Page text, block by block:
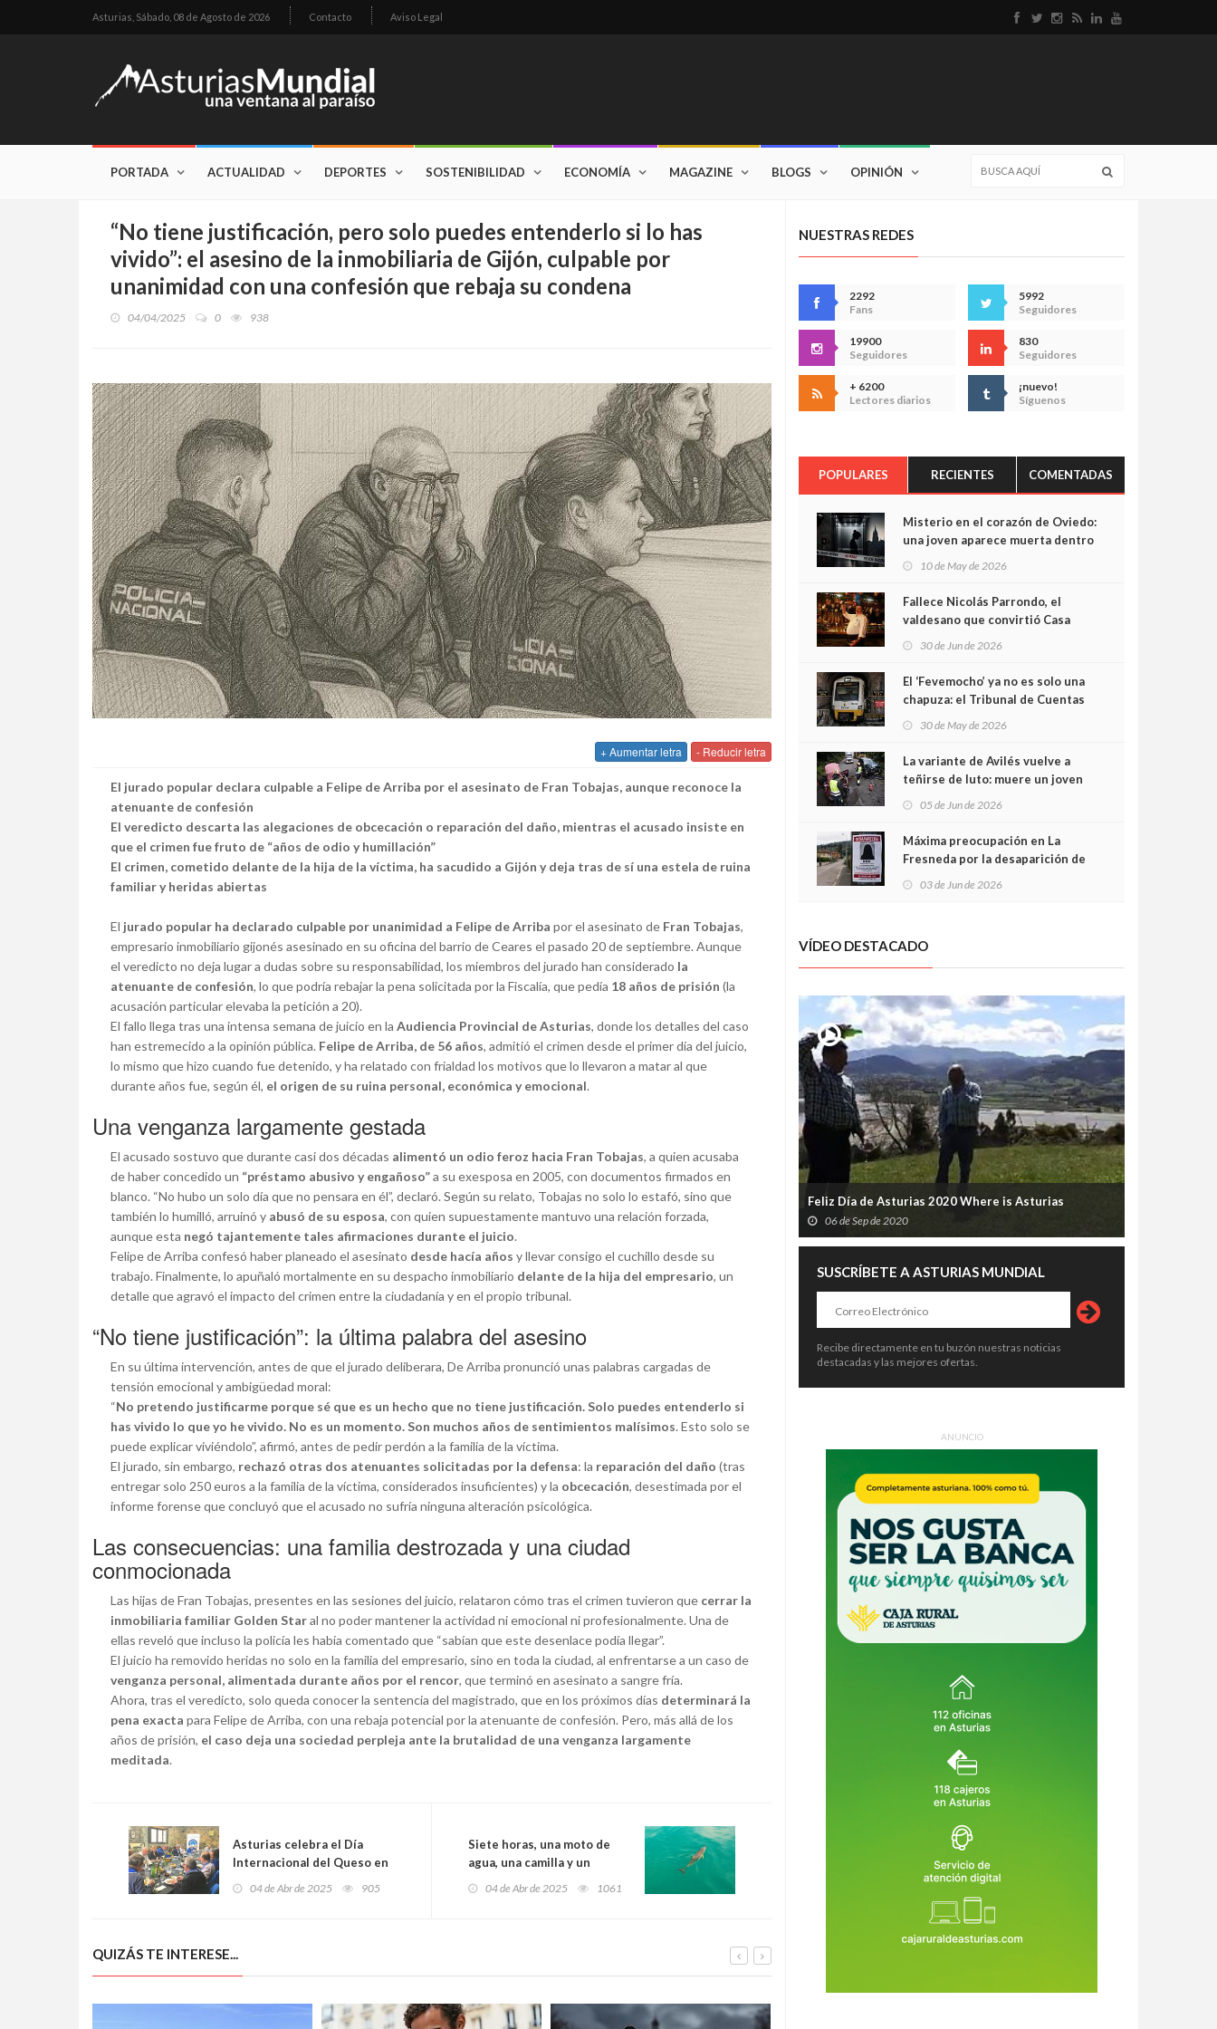
Asturias, Sábado, 08 de Agosto de 2026 Contacto Aviso Legal
PORTADA ACTUALIDAD DEPORTES SOSTENIBILIDAD ECONOMÍA MAGAZINE BLOGS OPINIÓN
“No tiene justificación, pero solo puedes entenderlo si lo has
vivido”: el asesino de la inmobiliaria de Gijón, culpable por
unanimidad con una confesión que rebaja su condena
04/04/2025 0 938
+ Aumentar letra - Reducir letra
El jurado popular declara culpable a Felipe de Arriba por el asesinato de Fran Tobajas, aunque reconoce la
atenuante de confesión
El veredicto descarta las alegaciones de obcecación o reparación del daño, mientras el acusado insiste en
que el crimen fue fruto de “años de odio y humillación”
El crimen, cometido delante de la hija de la víctima, ha sacudido a Gijón y deja tras de sí una estela de ruina
familiar y heridas abiertas
El jurado popular ha declarado culpable por unanimidad a Felipe de Arriba por el asesinato de Fran Tobajas,
empresario inmobiliario gijonés asesinado en su oficina del barrio de Ceares el pasado 20 de septiembre. Aunque
el veredicto no deja lugar a dudas sobre su responsabilidad, los miembros del jurado han considerado la
atenuante de confesión, lo que podría rebajar la pena solicitada por la Fiscalía, que pedía 18 años de prisión (la
acusación particular elevaba la petición a 20).
El fallo llega tras una intensa semana de juicio en la Audiencia Provincial de Asturias, donde los detalles del caso
han estremecido a la opinión pública. Felipe de Arriba, de 56 años, admitió el crimen desde el primer día del juicio,
lo mismo que hizo cuando fue detenido, y ha relatado con frialdad los motivos que lo llevaron a matar al que
durante años fue, según él, el origen de su ruina personal, económica y emocional.
Una venganza largamente gestada
El acusado sostuvo que durante casi dos décadas alimentó un odio feroz hacia Fran Tobajas, a quien acusaba
de haber concedido un “préstamo abusivo y engañoso”a su exesposa en 2005, con documentos firmados en
blanco. “No hubo un solo día que no pensara en él”, declaró. Según su relato, Tobajas no solo lo estafó, sino que
también lo humilló, arruinó y abusó de su esposa, con quien supuestamente mantuvo una relación forzada,
aunque esta negó tajantemente tales afirmaciones durante el juicio.
Felipe de Arriba confesó haber planeado el asesinato desde hacía años y llevar consigo el cuchillo desde su
trabajo. Finalmente, lo apuñaló mortalmente en su despacho inmobiliario delante de la hija del empresario, un
detalle que agravó el impacto del crimen entre la ciudadanía y en el propio tribunal.
“No tiene justificación”: la última palabra del asesino
En su última intervención, antes de que el jurado deliberara, De Arriba pronunció unas palabras cargadas de
tensión emocional y ambigüedad moral:
“No pretendo justificarme porque sé que es un hecho que no tiene justificación. Solo puedes entenderlo si
has vivido lo que yo he vivido. No es un momento. Son muchos años de sentimientos malísimos. Esto solo se
puede explicar viviéndolo”, afirmó, antes de pedir perdón a la familia de la víctima.
El jurado, sin embargo, rechazó otras dos atenuantes solicitadas por la defensa: la reparación del daño (tras
entregar solo 250 euros a la familia de la víctima, considerados insuficientes) y la obcecación, desestimada por el
informe forense que concluyó que el acusado no sufría ninguna alteración psicológica.
Las consecuencias: una familia destrozada y una ciudad
conmocionada
Las hijas de Fran Tobajas, presentes en las sesiones del juicio, relataron cómo tras el crimen tuvieron que cerrar la
inmobiliaria familiar Golden Staral no poder mantener la actividad ni emocional ni profesionalmente. Una de
ellas reveló que incluso la policía les había comentado que “sabían que este desenlace podía llegar”.
El juicio ha removido heridas no solo en la familia del empresario, sino en toda la ciudad, al enfrentarse a un caso de
venganza personal, alimentada durante años por el rencor, que terminó en asesinato a sangre fría.
Ahora, tras el veredicto, solo queda conocer la sentencia del magistrado, que en los próximos días determinará la
pena exacta para Felipe de Arriba, con una rebaja potencial por la atenuante de confesión. Pero, más allá de los
años de prisión, el caso deja una sociedad perpleja ante la brutalidad de una venganza largamente
meditada.
Asturias celebra el Día
Internacional del Queso en
Onda Cero con un programa
04 de Abr de 2025 905
Siete horas, una moto de
agua, una camilla y un
ejército de curiosos: así fue
04 de Abr de 2025 1061
QUIZÁS TE INTERESE...
NUESTRAS REDES
2292
Fans
5992
Seguidores
19900
Seguidores
830
Seguidores
+ 6200
Lectores diarios
¡nuevo!
Síguenos
POPULARES RECIENTES COMENTADAS
Misterio en el corazón de Oviedo:
una joven aparece muerta dentro
cámaras captan sus últimos
minutos
10 de May de 2026
Fallece Nicolás Parrondo, el
valdesano que convirtió Casa
30 de Jun de 2026
El ‘Fevemocho’ ya no es solo una
chapuza: el Tribunal de Cuentas
sobrecoste de los trenes que no
cabían por los túneles
30 de May de 2026
La variante de Avilés vuelve a
teñirse de luto: muere un joven
05 de Jun de 2026
Máxima preocupación en La
Fresneda por la desaparición de
03 de Jun de 2026
VÍDEO DESTACADO
Feliz Día de Asturias 2020 Where is Asturias
06 de Sep de 2020
SUSCRÍBETE A ASTURIAS MUNDIAL
Recibe directamente en tu buzón nuestras noticias
destacadas y las mejores ofertas.
ANUNCIO